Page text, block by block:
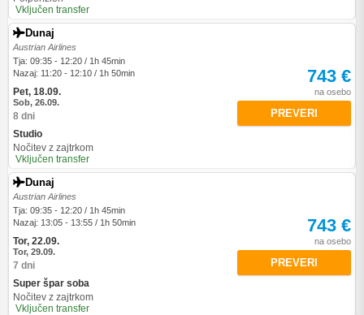
Vključen transfer
Dunaj
Austrian Airlines
Tja: 09:35 - 12:20 / 1h 45min
Nazaj: 11:20 - 12:10 / 1h 50min
Pet, 18.09.
Sob, 26.09.
8 dni
Studio
Nočitev z zajtrkom
Vključen transfer
743 €
na osebo
PREVERI
Dunaj
Austrian Airlines
Tja: 09:35 - 12:20 / 1h 45min
Nazaj: 13:05 - 13:55 / 1h 50min
Tor, 22.09.
Tor, 29.09.
7 dni
Super špar soba
Nočitev z zajtrkom
Vključen transfer
743 €
na osebo
PREVERI